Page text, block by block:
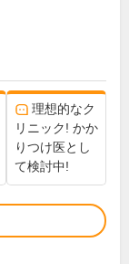
理想的なク
リニック! かか
りつけ医とし
て検討中!